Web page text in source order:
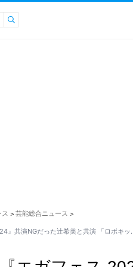
> 芸能総合ニュース >
』共演NGだった辻希美と共演 「ロボキッ